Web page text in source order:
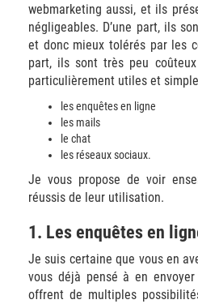
webmarketing aussi, et ils
négligeables. D’une part, ils
et donc mieux tolérés par les
part, ils sont très peu
particulièrement utiles et
les enquêtes en ligne
les mails
le chat
les réseaux sociaux.
Je vous propose de voir
réussis de leur utilisation.
1. Les enquêtes en
Je suis certaine que vous en
vous déjà pensé à en
offrent de multiples